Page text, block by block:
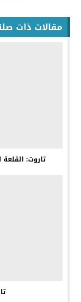
مقالات ذات
تاروت: القلعة